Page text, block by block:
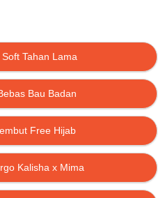
Tahan Lama
Bau Badan
Free Hijab
Kalisha x Mima